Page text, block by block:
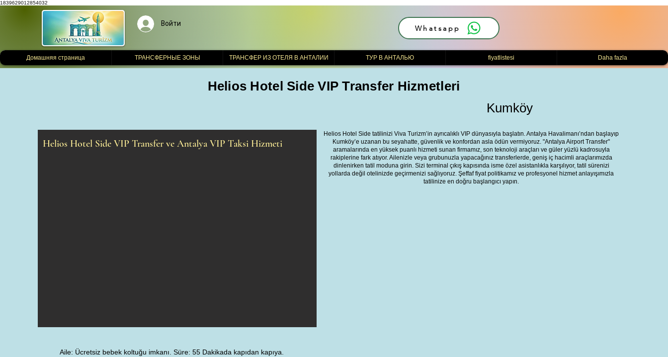
1839629012854032
Войти
Whatsapp
Домашняя страница ТРАНСФЕРНЫЕ ЗОНЫ ТРАНСФЕР ИЗ ОТЕЛЯ В АНТАЛИИ ТУР В АНТАЛЬЮ fiyatlistesi Daha fazla
Helios Hotel Side VIP Transfer Hizmetleri
Kumköy
Helios Hotel Side VIP Transfer ve Antalya VIP Taksi Hizmeti
Aile: Ücretsiz bebek koltuğu imkanı. Süre: 55 Dakikada kapıdan kapıya.
Helios Hotel Side tatilinizi Viva Turizm’in ayrıcalıklı VIP dünyasıyla başlatın. Antalya Havalimanı’ndan başlayıp
Kumköy’e uzanan bu seyahatte, güvenlik ve konfordan asla ödün vermiyoruz. "Antalya Airport Transfer"
aramalarında en yüksek puanlı hizmeti sunan firmamız, son teknoloji araçları ve güler yüzlü kadrosuyla
rakiplerine fark atıyor. Ailenizle veya grubunuzla yapacağınız transferlerde, geniş iç hacimli araçlarımızda
dinlenirken tatil moduna girin. Sizi terminal çıkış kapısında isme özel asistanlıkla karşılıyor, tatil sürenizi
yollarda değil otelinizde geçirmenizi sağlıyoruz. Şeffaf fiyat politikamız ve profesyonel hizmet anlayışımızla
tatilinize en doğru başlangıcı yapın.